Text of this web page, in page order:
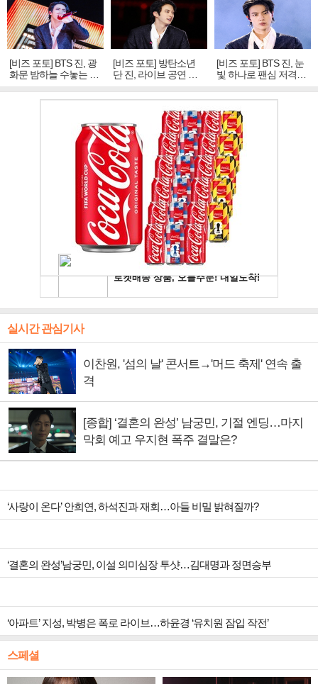
[비즈 포토] BTS 진, 광
화문 밤하늘 수놓는 '비
주얼 킹'의 열창
[비즈 포토] 방탄소년
단 진, 라이브 공연 중
빛나는 독보적 아우라
[비즈 포토] BTS 진, 눈
빛 하나로 팬심 저격…
독보적 카리스마
실시간 관심기사
이찬원, '섬의 날' 콘서트→'머드 축제' 연속 출
격
[종합] ‘결혼의 완성’ 남궁민, 기절 엔딩…마지
막회 예고 우지현 폭주 결말은?
‘사랑이 온다’ 안희연, 하석진과 재회…아들 비밀 밝혀질까?
‘결혼의 완성’남궁민, 이설 의미심장 투샷…김대명과 정면승부
‘아파트’ 지성, 박병은 폭로 라이브…하윤경 ‘유치원 잠입 작전’
스페셜